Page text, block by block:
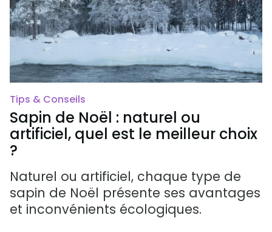
Tips & Conseils
Sapin de Noël : naturel ou
artificiel, quel est le meilleur choix
?
Naturel ou artificiel, chaque type de
sapin de Noël présente ses avantages
et inconvénients écologiques.